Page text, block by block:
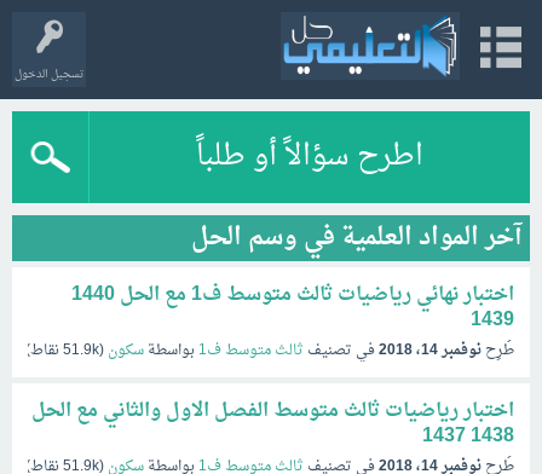
تسجيل الدخول
اطرح سؤالاً أو طلباً
آخر المواد العلمية في وسم الحل
اختبار نهائي رياضيات ثالث متوسط ف1 مع الحل 1440
1439
طُرِحنوفمبر 14، 2018 في تصنيف ثالث متوسط ف1 بواسطةسكون(
51.9kنقاط)
اختبار رياضيات ثالث متوسط الفصل الاول والثاني مع الحل
1438 1437
طُرِحنوفمبر 14، 2018 في تصنيف ثالث متوسط ف1 بواسطةسكون(
51.9kنقاط)